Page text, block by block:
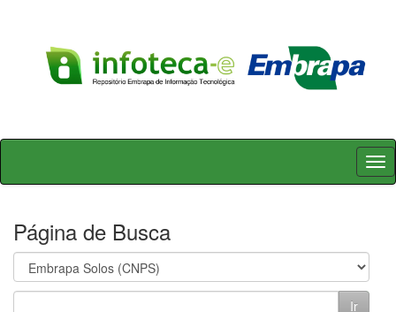
Skip
Página de Busca